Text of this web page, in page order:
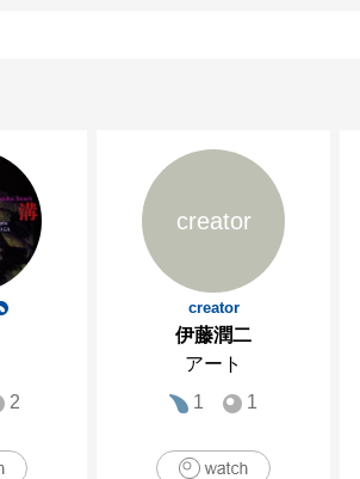
2
creator
creator
伊藤潤二
アート
1
1